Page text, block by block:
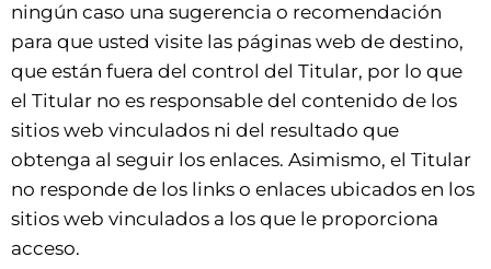
ningún caso una sugerencia o recomendación
para que usted visite las páginas web de destino,
que están fuera del control del Titular, por lo que
el Titular no es responsable del contenido de los
sitios web vinculados ni del resultado que
obtenga al seguir los enlaces. Asimismo, el Titular
no responde de los links o enlaces ubicados en los
sitios web vinculados a los que le proporciona
acceso.